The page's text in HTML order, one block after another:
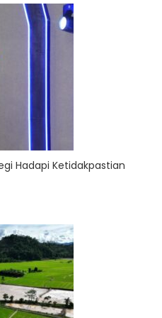
Hadapi Ketidakpastian